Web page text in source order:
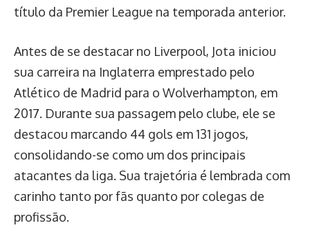
título da Premier League na temporada anterior.
Antes de se destacar no Liverpool, Jota iniciou
sua carreira na Inglaterra emprestado pelo
Atlético de Madrid para o Wolverhampton, em
2017. Durante sua passagem pelo clube, ele se
destacou marcando 44 gols em 131 jogos,
consolidando-se como um dos principais
atacantes da liga. Sua trajetória é lembrada com
carinho tanto por fãs quanto por colegas de
profissão.